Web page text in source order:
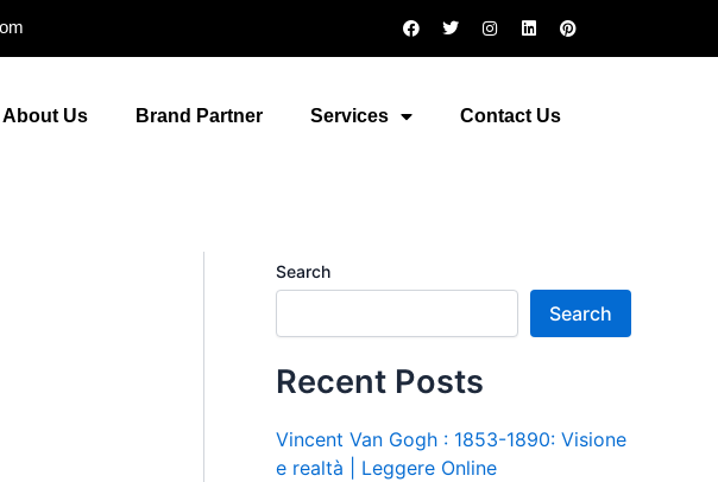
F
a
o
T
w
I
n
r
L
i
i
P
i
About Us Brand Partner Services Contact Us
Search
Search
Recent Posts
Vincent Van Gogh : 1853-1890: Visione
e realtà | Leggere Online